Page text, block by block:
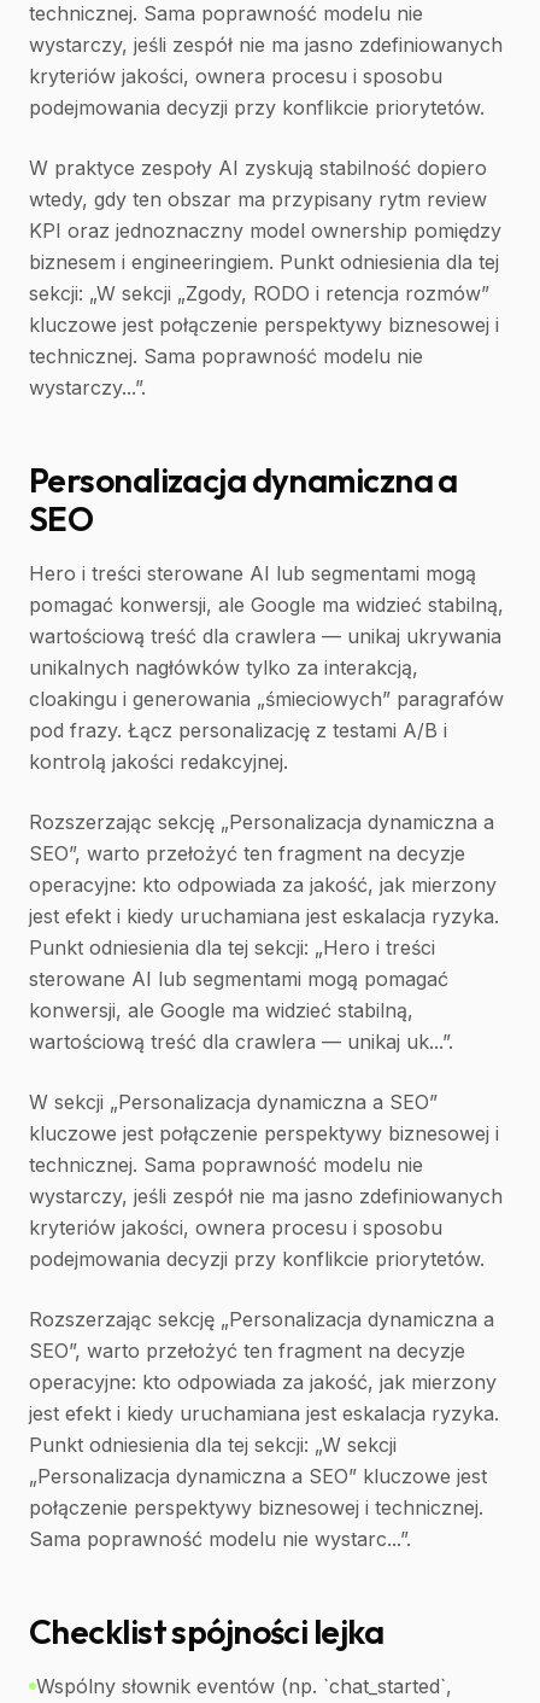
technicznej. Sama poprawność modelu nie
wystarczy, jeśli zespół nie ma jasno zdefiniowanych
kryteriów jakości, ownera procesu i sposobu
podejmowania decyzji przy konflikcie priorytetów.
W praktyce zespoły AI zyskują stabilność dopiero
wtedy, gdy ten obszar ma przypisany rytm review
KPI oraz jednoznaczny model ownership pomiędzy
biznesem i engineeringiem. Punkt odniesienia dla tej
sekcji: „W sekcji „Zgody, RODO i retencja rozmów”
kluczowe jest połączenie perspektywy biznesowej i
technicznej. Sama poprawność modelu nie
wystarczy...”.
Personalizacja dynamiczna a
SEO
Hero i treści sterowane AI lub segmentami mogą
pomagać konwersji, ale Google ma widzieć stabilną,
wartościową treść dla crawlera — unikaj ukrywania
unikalnych nagłówków tylko za interakcją,
cloakingu i generowania „śmieciowych” paragrafów
pod frazy. Łącz personalizację z testami A/B i
kontrolą jakości redakcyjnej.
Rozszerzając sekcję „Personalizacja dynamiczna a
SEO”, warto przełożyć ten fragment na decyzje
operacyjne: kto odpowiada za jakość, jak mierzony
jest efekt i kiedy uruchamiana jest eskalacja ryzyka.
Punkt odniesienia dla tej sekcji: „Hero i treści
sterowane AI lub segmentami mogą pomagać
konwersji, ale Google ma widzieć stabilną,
wartościową treść dla crawlera — unikaj uk...”.
W sekcji „Personalizacja dynamiczna a SEO”
kluczowe jest połączenie perspektywy biznesowej i
technicznej. Sama poprawność modelu nie
wystarczy, jeśli zespół nie ma jasno zdefiniowanych
kryteriów jakości, ownera procesu i sposobu
podejmowania decyzji przy konflikcie priorytetów.
Rozszerzając sekcję „Personalizacja dynamiczna a
SEO”, warto przełożyć ten fragment na decyzje
operacyjne: kto odpowiada za jakość, jak mierzony
jest efekt i kiedy uruchamiana jest eskalacja ryzyka.
Punkt odniesienia dla tej sekcji: „W sekcji
„Personalizacja dynamiczna a SEO” kluczowe jest
połączenie perspektywy biznesowej i technicznej.
Sama poprawność modelu nie wystarc...”.
Checklist spójności lejka
Wspólny słownik eventów (np. `chat_started`,